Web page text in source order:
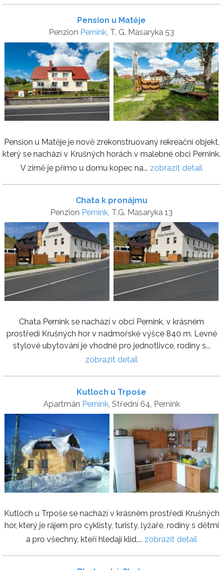
Pension u Matěje
Penzion Pernink, T. G. Masaryka 53
Pension u Matěje je nově zrekonstruovaný rekreační objekt,
který se nachází v Krušných horách v malebné obci Pernink.
V zimě je přímo u domu kopec na... zobrazit detail
Chata k pronájmu
Penzion Pernink , T.G. Masaryka 13
Chata Pernink se nachází v obci Pernink, v krásném
prostředí Krušných hor v nadmořské výšce 840 m. Levné
stylové ubytování je vhodné pro jednotlivce, rodiny s...
zobrazit detail
Kutloch u Trpoše
Apartmán Pernink, Střední 64, Pernink
Kutloch u Trpoše se nachází v krásném prostředí Krušných
hor, který je rájem pro cyklisty, turisty, lyžaře, rodiny s dětmi
a pro všechny, kteří hledají klid,... zobrazit detail